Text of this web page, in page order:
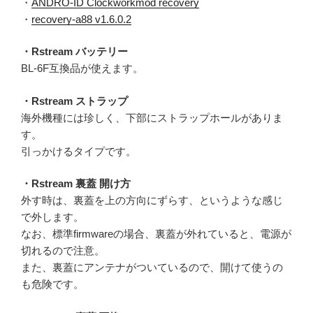
・ ANDRO-ID Clockworkmod recovery
・ recovery-a88 v1.6.0.2
・Rstream バッテリー
BL-6F互換品が使えます。
・Rstream ストラップ
海外機種には珍しく、下部にストラップホールがありま
す。
引っかけるタイプです。
・Rstream 裏蓋 開け方
外す時は、裏蓋を上の方向にずらす、というような感じ
で外します。
なお、標準firmwareの場合、裏蓋が外れていると、電源が
切れるので注意。
また、裏蓋にアンテナがついているので、開けて使うの
も危険です。